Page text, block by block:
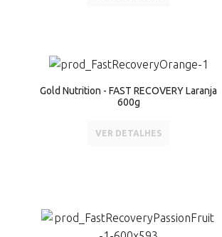
Gold Nutrition - FAST RECOVERY Laranja
600g
VER DETALHES